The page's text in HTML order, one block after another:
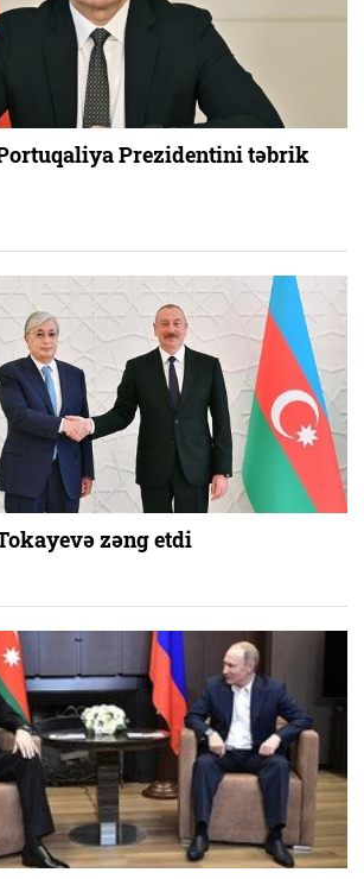
Prezidentini təbrik
zəng etdi